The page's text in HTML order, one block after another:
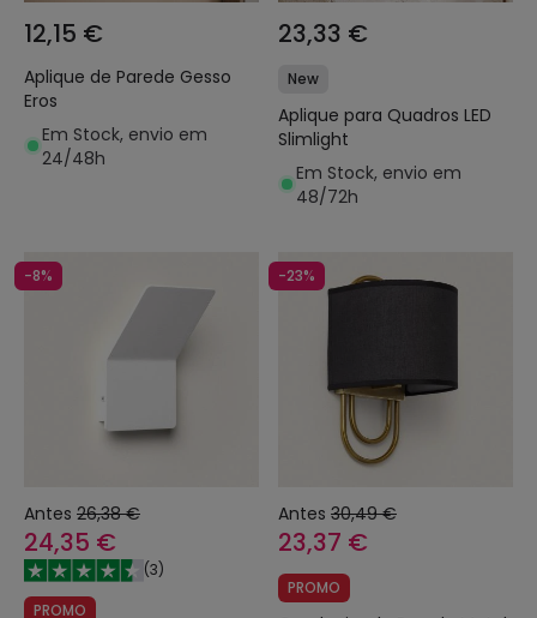
12,15 €
Aplique de Parede Gesso
Eros
Em Stock, envio em
24/48h
23,33 €
New
Aplique para Quadros LED
Slimlight
Em Stock, envio em
48/72h
-8%
Antes 26,38 €
24,35 €
(3)
PROMO
-23%
Antes 30,49 €
23,37 €
PROMO